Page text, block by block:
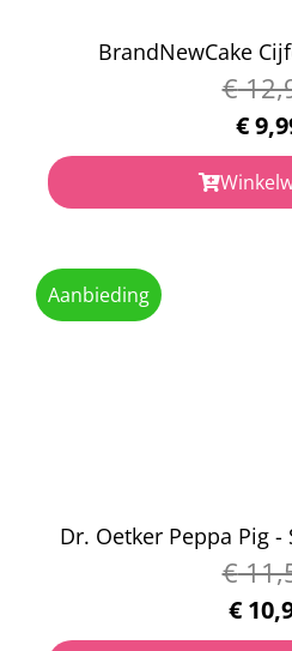
BrandNewCake
€
€
Aanbieding
Dr. Oetker Peppa Pig
€
€